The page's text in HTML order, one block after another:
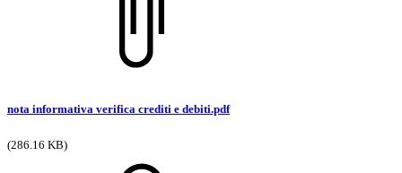
nota informativa verifica crediti e debiti.pdf
(286.16 KB)